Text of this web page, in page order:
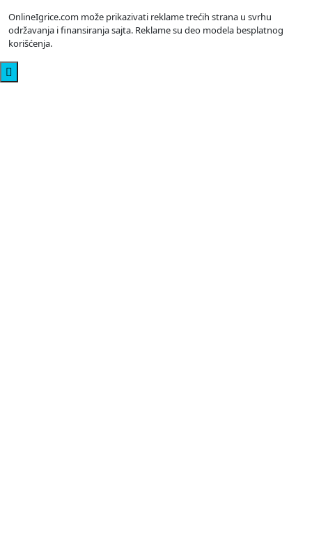
OnlineIgrice.com može prikazivati reklame trećih strana u svrhu
održavanja i finansiranja sajta. Reklame su deo modela besplatnog
korišćenja.